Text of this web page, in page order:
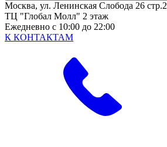
Москва, ул. Ленинская Слобода 26 стр.2
ТЦ "Глобал Молл" 2 этаж
Ежедневно с 10:00 до 22:00
К КОНТАКТАМ